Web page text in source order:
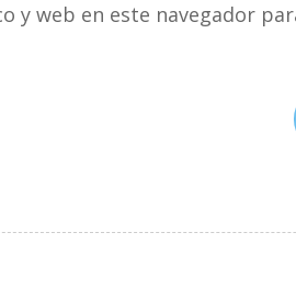
y web en este navegador